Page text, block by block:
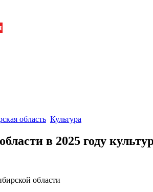
область Культура
в 2025 году
области